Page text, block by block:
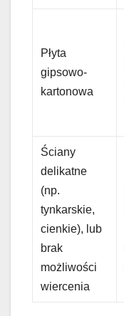
Płyta
gipsowo-
kartonowa
Ściany
delikatne
(np.
tynkarskie,
cienkie), lub
brak
możliwości
wiercenia